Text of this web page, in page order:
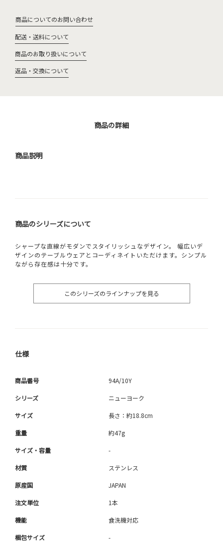
商品についてのお問い合わせ
配送・送料について
商品のお取り扱いについて
返品・交換について
商品の詳細
商品説明
商品のシリーズについて
シャープな直線がモダンでスタイリッシュなデザイン。 幅広いデ
ザインのテーブルウェアとコーディネイトいただけます。シンプル
ながら存在感は十分です。
このシリーズのラインナップを見る
仕様
商品番号 94A/10Y
シリーズ ニューヨーク
サイズ 長さ：約18.8cm
重量 約47g
サイズ・容量 -
材質 ステンレス
原産国 JAPAN
注文単位 1本
機能 食洗機対応
梱包サイズ -